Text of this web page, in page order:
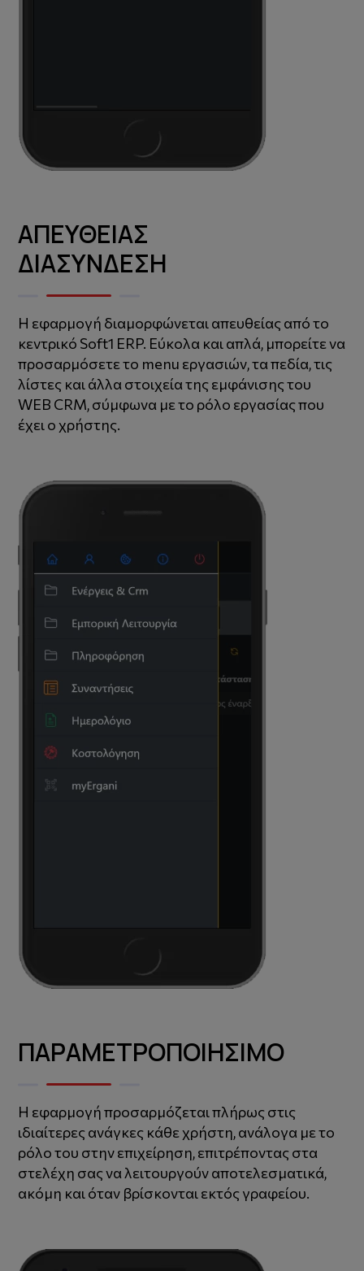
ΑΠΕΥΘΕΙΑΣ
ΔΙΑΣΥΝΔΕΣΗ
Η εφαρμογή διαμορφώνεται απευθείας από το
κεντρικό Soft1 ERP. Εύκολα και απλά, μπορείτε να
προσαρμόσετε το menu εργασιών, τα πεδία, τις
λίστες και άλλα στοιχεία της εμφάνισης του
WEB CRM, σύμφωνα με το ρόλο εργασίας που
έχει ο χρήστης.
ΠΑΡΑΜΕΤΡΟΠΟΙΗΣΙΜΟ
Η εφαρμογή προσαρμόζεται πλήρως στις
ιδιαίτερες ανάγκες κάθε χρήστη, ανάλογα με το
ρόλο του στην επιχείρηση, επιτρέποντας στα
στελέχη σας να λειτουργούν αποτελεσματικά,
ακόμη και όταν βρίσκονται εκτός γραφείου.